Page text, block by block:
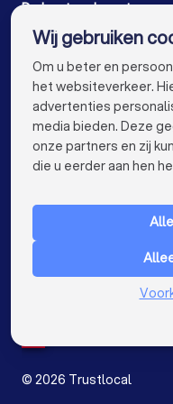
Advocaten in
Advocaten in
Advocaten in
Advocaten in Hasselt
Advocaten in Genk
Advocaten in
Advocaten
De beste advocaten
VOOR PARTICULIEREN
Nederland
© 2026 Trustlocal
Wij gebruiken
Om u beter en
het websiteverkeer.
advertenties
media bieden. Deze
onze partners en zij
die u eerder aan hen